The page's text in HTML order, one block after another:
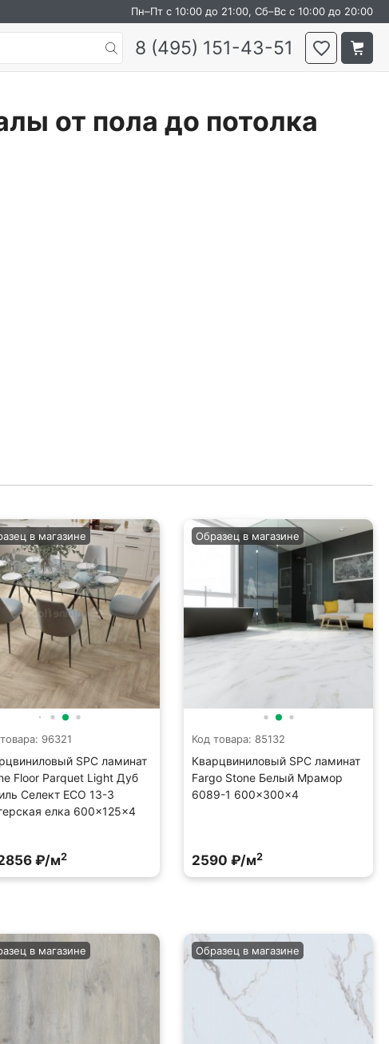
Пн–Пт с 10:00 до 21:00, Сб–Вс с 10:00 до 20:00
8 (495) 151-43-51
от пола до потолка
96321
SPC ламинат
Floor Parquet Light Дуб
Селект ECO 13-3
елка 600×125×4
в магазине
₽/м2
Код товара: 85132
Кварцвиниловый SPC ламинат
Fargo Stone Белый Мрамор
6089-1 600×300×4
Образец в магазине
2590 ₽/м2
в магазине Образец в магазине